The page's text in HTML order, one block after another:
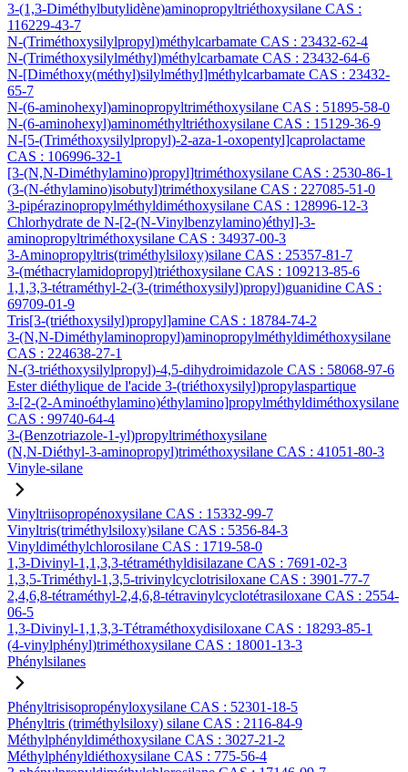
3-(1,3-Diméthylbutylidène)aminopropyltriéthoxysilane CAS :
116229-43-7
N-(Triméthoxysilylpropyl)méthylcarbamate CAS : 23432-62-4
N-(Triméthoxysilylméthyl)méthylcarbamate CAS : 23432-64-6
N-[Diméthoxy(méthyl)silylméthyl]méthylcarbamate CAS : 23432-
65-7
N-(6-aminohexyl)aminopropyltriméthoxysilane CAS : 51895-58-0
N-(6-aminohexyl)aminométhyltriéthoxysilane CAS : 15129-36-9
N-[5-(Triméthoxysilylpropyl)-2-aza-1-oxopentyl]caprolactame
CAS : 106996-32-1
[3-(N,N-Diméthylamino)propyl]triméthoxysilane CAS : 2530-86-1
(3-(N-éthylamino)isobutyl)triméthoxysilane CAS : 227085-51-0
3-pipérazinopropylméthyldiméthoxysilane CAS : 128996-12-3
Chlorhydrate de N-[2-(N-Vinylbenzylamino)éthyl]-3-
aminopropyltriméthoxysilane CAS : 34937-00-3
3-Aminopropyltris(triméthylsiloxy)silane CAS : 25357-81-7
3-(méthacrylamidopropyl)triéthoxysilane CAS : 109213-85-6
1,1,3,3-tétraméthyl-2-(3-(triméthoxysilyl)propyl)guanidine CAS :
69709-01-9
Tris[3-(triéthoxysilyl)propyl]amine CAS : 18784-74-2
3-(N,N-Diméthylaminopropyl)aminopropylméthyldiméthoxysilane
CAS : 224638-27-1
N-(3-triéthoxysilylpropyl)-4,5-dihydroimidazole CAS : 58068-97-6
Ester diéthylique de l'acide 3-(triéthoxysilyl)propylaspartique
3-[2-(2-Aminoéthylamino)éthylamino]propylméthyldiméthoxysilane
CAS : 99740-64-4
3-(Benzotriazole-1-yl)propyltriméthoxysilane
(N,N-Diéthyl-3-aminopropyl)triméthoxysilane CAS : 41051-80-3
Vinyle-silane
Vinyltriisopropénoxysilane CAS : 15332-99-7
Vinyltris(triméthylsiloxy)silane CAS : 5356-84-3
Vinyldiméthylchlorosilane CAS : 1719-58-0
1,3-Divinyl-1,1,3,3-tétraméthyldisilazane CAS : 7691-02-3
1,3,5-Triméthyl-1,3,5-trivinylcyclotrisiloxane CAS : 3901-77-7
2,4,6,8-tétraméthyl-2,4,6,8-tétravinylcyclotétrasiloxane CAS : 2554-
06-5
1,3-Divinyl-1,1,3,3-Tétraméthoxydisiloxane CAS : 18293-85-1
(4-vinylphényl)triméthoxysilane CAS : 18001-13-3
Phénylsilanes
Phényltrisisopropényloxysilane CAS : 52301-18-5
Phényltris (triméthylsiloxy) silane CAS : 2116-84-9
Méthylphényldiméthoxysilane CAS : 3027-21-2
Méthylphényldiéthoxysilane CAS : 775-56-4